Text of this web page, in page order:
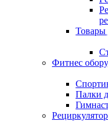
Товары
Фитнес
Палки